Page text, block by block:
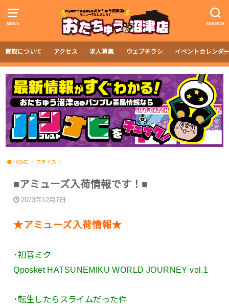
MENU SEARCH
買取について アクセス 求人募集 ウェブチラシ イベントカレンダ
HOME プライズ
■アミューズ入荷情報です！■
2023年12月7日
★アミューズ入荷情報★
･初音ミク
Qposket HATSUNEMIKU WORLD JOURNEY vol.1
･転生したらスライムだった件